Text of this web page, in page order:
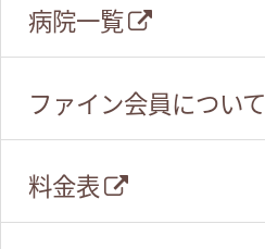
病院一覧
ファイン会員について
料金表